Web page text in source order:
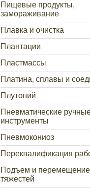
Пищевые продукты,
замораживание
Плавка и очистка
Плантации
Пластмассы
Платина, сплавы и
Плутоний
Пневматические
инструменты
Пневмокониоз
Переквалификация
Подъем и перемещение
тяжестей